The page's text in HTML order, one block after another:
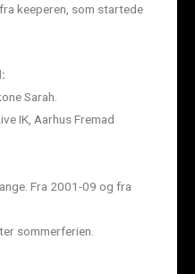
keeperen, som startede
Sarah.
IK, Aarhus Fremad
Fra 2001-09 og fra
sommerferien.